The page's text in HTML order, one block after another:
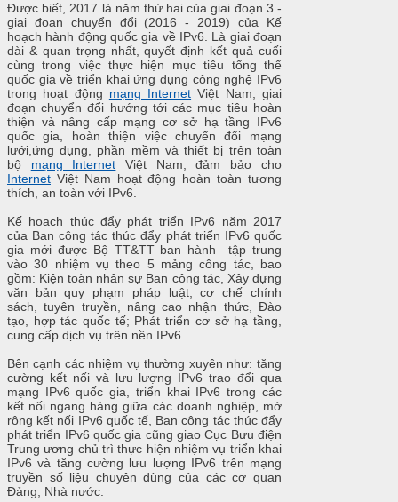
Được biết, 2017 là năm thứ hai của giai đoạn 3 -
giai đoạn chuyển đổi (2016 - 2019) của Kế
hoạch hành động quốc gia về IPv6. Là giai đoạn
dài & quan trọng nhất, quyết định kết quả cuối
cùng trong việc thực hiện mục tiêu tổng thể
quốc gia về triển khai ứng dụng công nghệ IPv6
trong hoạt động mạng Internet Việt Nam, giai
đoạn chuyển đổi hướng tới các mục tiêu hoàn
thiện và nâng cấp mạng cơ sở hạ tầng IPv6
quốc gia, hoàn thiện việc chuyển đổi mạng
lưới,ứng dụng, phần mềm và thiết bị trên toàn
bộ mạng Internet Việt Nam, đảm bảo cho
Internet Việt Nam hoạt động hoàn toàn tương
thích, an toàn với IPv6.
Kế hoạch thúc đẩy phát triển IPv6 năm 2017
của Ban công tác thúc đẩy phát triển IPv6 quốc
gia mới được Bộ TT&TT ban hành tập trung
vào 30 nhiệm vụ theo 5 mảng công tác, bao
gồm: Kiện toàn nhân sự Ban công tác, Xây dựng
văn bản quy phạm pháp luật, cơ chế chính
sách, tuyên truyền, nâng cao nhận thức, Đào
tạo, hợp tác quốc tế; Phát triển cơ sở hạ tầng,
cung cấp dịch vụ trên nền IPv6.
Bên cạnh các nhiệm vụ thường xuyên như: tăng
cường kết nối và lưu lượng IPv6 trao đổi qua
mạng IPv6 quốc gia, triển khai IPv6 trong các
kết nối ngang hàng giữa các doanh nghiệp, mở
rộng kết nối IPv6 quốc tế, Ban công tác thúc đẩy
phát triển IPv6 quốc gia cũng giao Cục Bưu điện
Trung ương chủ trì thực hiện nhiệm vụ triển khai
IPv6 và tăng cường lưu lượng IPv6 trên mạng
truyền số liệu chuyên dùng của các cơ quan
Đảng, Nhà nước.